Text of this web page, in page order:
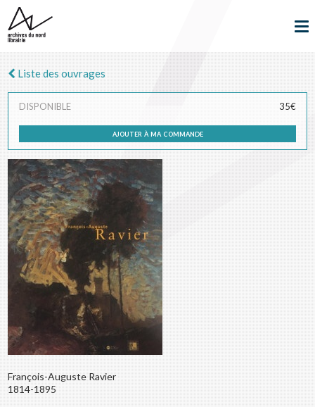
Liste des ouvrages
DISPONIBLE 35€
ajouter à ma commande
François-Auguste Ravier
1814-1895